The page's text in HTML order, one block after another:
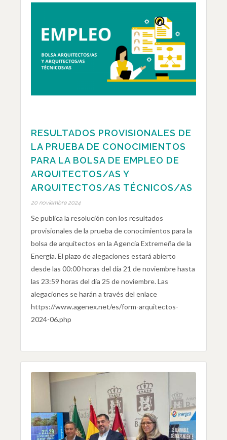
RESULTADOS PROVISIONALES DE
LA PRUEBA DE CONOCIMIENTOS
PARA LA BOLSA DE EMPLEO DE
ARQUITECTOS/AS Y
ARQUITECTOS/AS TÉCNICOS/AS
20 noviembre 2024
Se publica la resolución con los resultados
provisionales de la prueba de conocimientos para la
bolsa de arquitectos en la Agencia Extremeña de la
Energía. El plazo de alegaciones estará abierto
desde las 00:00 horas del día 21 de noviembre hasta
las 23:59 horas del día 25 de noviembre. Las
alegaciones se harán a través del enlace
https://www.agenex.net/es/form-arquitectos-
2024-06.php